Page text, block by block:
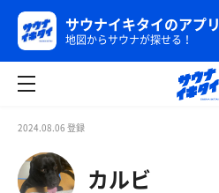
サウナイキタイのアプリ
地図からサウナが探せる！
2024.08.06 登録
カルビ